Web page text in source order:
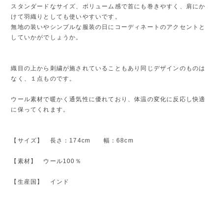
スタンダードなサイズ、ボリューム感で首にも巻きやすく、肩にか
けて羽織りとしても使いやすいです。
無地の装いやシンプルな服装の日にコーディネートのアクセントと
していかがでしょうか。
織目の上から刺繍が施されていることもあり同じデザインのものは
なく、１点ものです。
ウール素材で暖かく通気性に優れており、体温の変化に反応し快適
に保ってくれます。
【サイズ】 長さ：174cm 幅：68cm
【素材】 ウール100％
【生産国】 インド